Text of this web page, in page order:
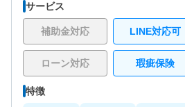
サービス
補助金対応 LINE対応可
ローン対応 瑕疵保険
特徴